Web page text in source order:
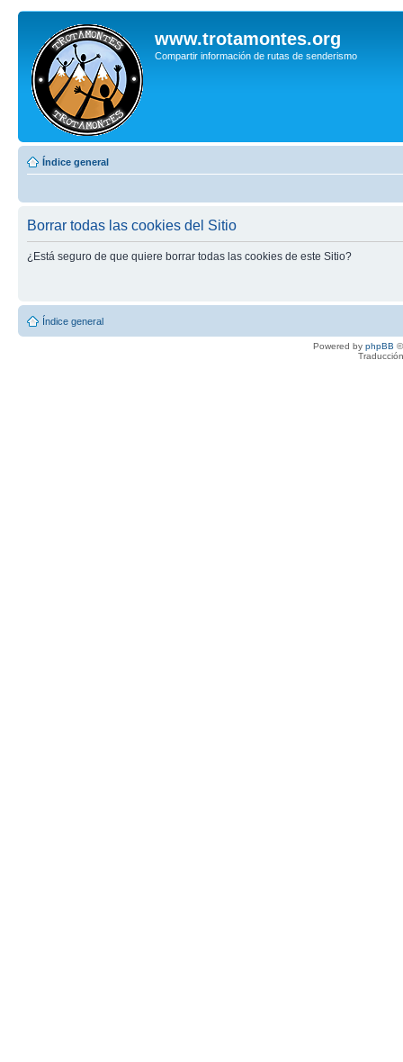
www.trotamontes.org
Compartir información de rutas de senderismo
Índice general
Borrar todas las cookies del Sitio
¿Está seguro de que quiere borrar todas las cookies de este Sitio?
Índice general
Powered by phpBB